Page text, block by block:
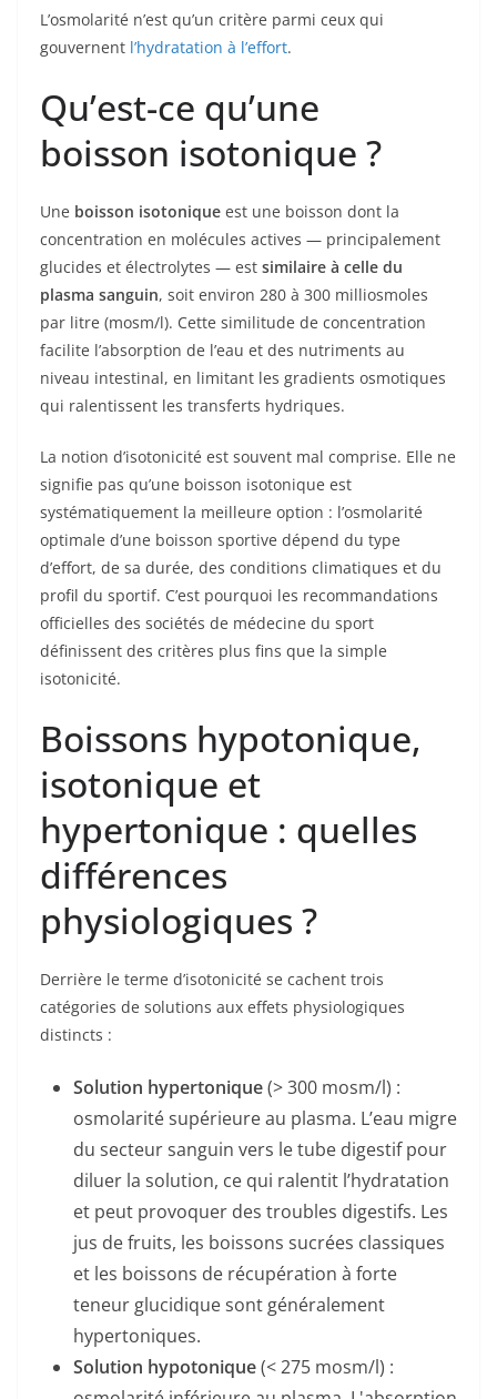
L’osmolarité n’est qu’un critère parmi ceux qui
gouvernent l’hydratation à l’effort.
Qu’est-ce qu’une
boisson isotonique ?
Une boisson isotonique est une boisson dont la
concentration en molécules actives — principalement
glucides et électrolytes — est similaire à celle du
plasma sanguin, soit environ 280 à 300 milliosmoles
par litre (mosm/l). Cette similitude de concentration
facilite l’absorption de l’eau et des nutriments au
niveau intestinal, en limitant les gradients osmotiques
qui ralentissent les transferts hydriques.
La notion d’isotonicité est souvent mal comprise. Elle ne
signifie pas qu’une boisson isotonique est
systématiquement la meilleure option : l’osmolarité
optimale d’une boisson sportive dépend du type
d’effort, de sa durée, des conditions climatiques et du
profil du sportif. C’est pourquoi les recommandations
officielles des sociétés de médecine du sport
définissent des critères plus fins que la simple
isotonicité.
Boissons hypotonique,
isotonique et
hypertonique : quelles
différences
physiologiques ?
Derrière le terme d’isotonicité se cachent trois
catégories de solutions aux effets physiologiques
distincts :
Solution hypertonique(> 300 mosm/l) :
osmolarité supérieure au plasma. L’eau migre
du secteur sanguin vers le tube digestif pour
diluer la solution, ce qui ralentit l’hydratation
et peut provoquer des troubles digestifs. Les
jus de fruits, les boissons sucrées classiques
et les boissons de récupération à forte
teneur glucidique sont généralement
hypertoniques.
Solution hypotonique(< 275 mosm/l) :